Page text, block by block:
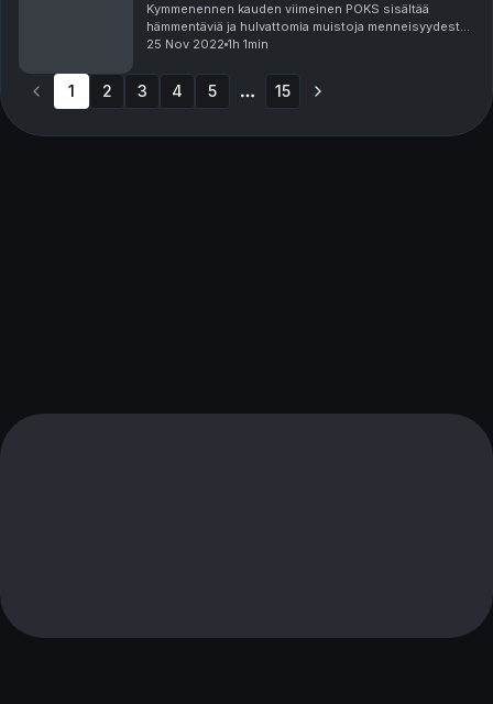
Kymmenennen kauden viimeinen POKS sisältää
hämmentäviä ja hulvattomia muistoja menneisyydestä.
Muistavatko Veronica ja Sita enää, mitä ensimmäisillä
25 Nov 2022 1h 1min
1 2 3 4 5 15